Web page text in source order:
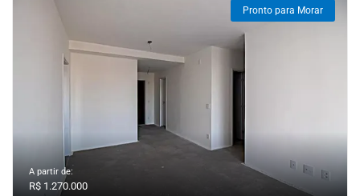
Pronto para Morar
A partir de:
R$ 1.270.000